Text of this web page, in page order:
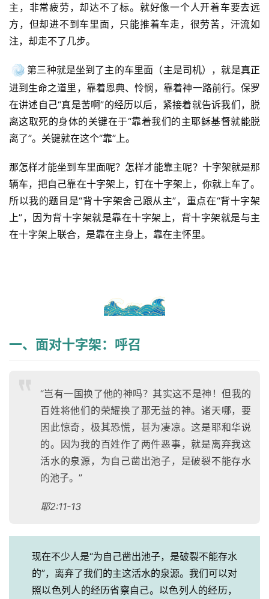
主，非常疲劳，却达不了标。就好像一个人开着车要去远
方，但却进不到车里面，只能推着车走，很劳苦，汗流如
注，却走不了几步。
第三种就是坐到了主的车里面（主是司机），就是真正
进到生命之道里，靠着恩典、怜悯，靠着神一路前行。保罗
在讲述自己“真是苦啊”的经历以后，紧接着就告诉我们，脱
离这取死的身体的关键在于“靠着我们的主耶稣基督就能脱
离了”。关键就在这个“靠”上。
那怎样才能坐到车里面呢？怎样才能靠主呢？十字架就是那
辆车，把自己靠在十字架上，钉在十字架上，你就上车了。
所以我的题目是“背十字架舍己跟从主”，重点在“背十字架
上”，因为背十字架就是靠在十字架上，背十字架就是与主
在十字架上联合，是靠在主身上，靠在主怀里。
一、面对十字架：呼召
“岂有一国换了他的神吗？其实这不是神！但我的
百姓将他们的荣耀换了那无益的神。诸天哪，要
因此惊奇，极其恐慌，甚为凄凉。这是耶和华说
的。因为我的百姓作了两件恶事，就是离弃我这
活水的泉源，为自己凿出池子，是破裂不能存水
的池子。”
耶2:11-13
现在不少人是“为自己凿出池子，是破裂不能存水
的”，离弃了我们的主这活水的泉源。我们可以对
照以色列人的经历省察自己。以色列人的经历，